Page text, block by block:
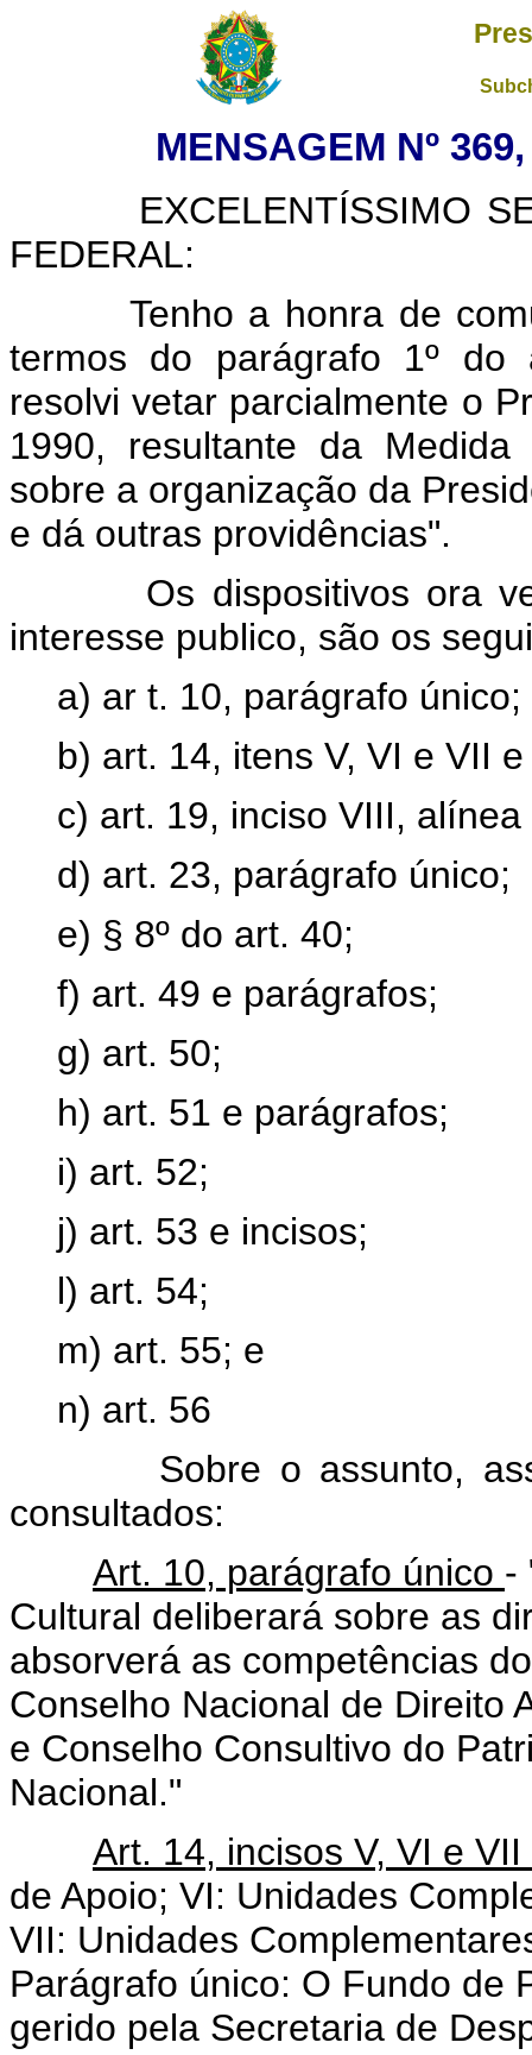
MENSAGEM Nº
EXCELENTÍSSIMO
FEDERAL:
Tenho a honra de
termos do parágrafo 1º do
resolvi vetar parcialmente o
1990, resultante da
sobre a organização da
e dá outras providências".
Os dispositivos ora
interesse publico, são os
a) ar t. 10, parágrafo único;
b) art. 14, itens V, VI e VII
c) art. 19, inciso VIII, alínea
d) art. 23, parágrafo único;
e) § 8º do art. 40;
f) art. 49 e parágrafos;
g) art. 50;
h) art. 51 e parágrafos;
i) art. 52;
j) art. 53 e incisos;
l) art. 54;
m) art. 55; e
n) art. 56
Sobre o assunto, assim
consultados:
Art. 10, parágrafo único -
Cultural deliberará sobre as
absorverá as competências
Conselho Nacional de Direito
e Conselho Consultivo do
Nacional."
Art. 14, incisos V, VI e
de Apoio; VI: Unidades
VII: Unidades
Parágrafo único: O Fundo de
gerido pela Secretaria de